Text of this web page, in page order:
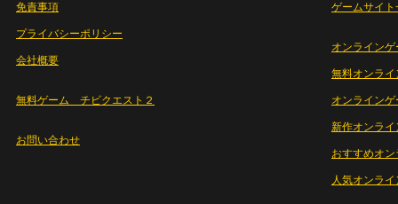
免責事項
プライバシーポリシー
会社概要
無料ゲーム チビクエスト２
お問い合わせ
ゲームサイト
オンラインゲ
無料オンライ
オンライン
新作オンライ
おすすめオ
人気オンラ